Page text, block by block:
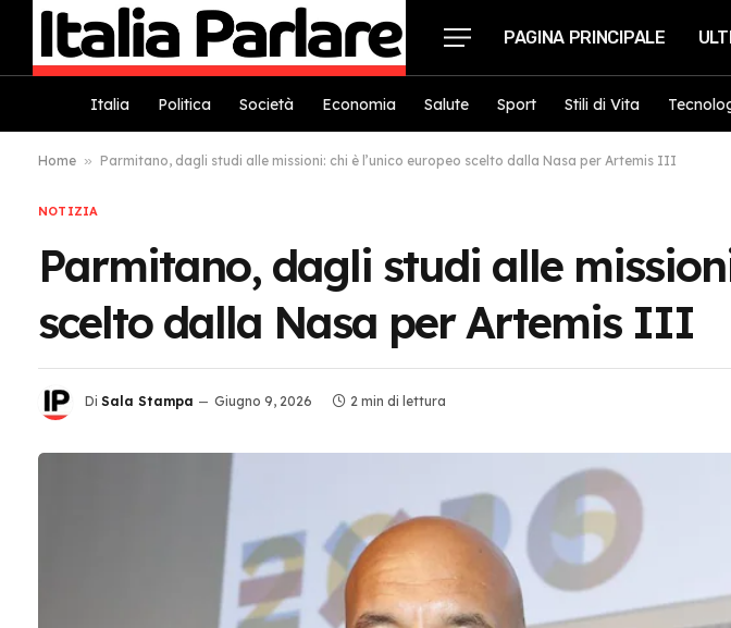
PAGINA PRINCIPALE
Italia Politica Società Economia Salute Sport Stili di Vita
Home » Parmitano, dagli studi alle missioni: chi è l’unico europeo scelto dalla Nasa per Artemis III
NOTIZIA
Parmitano, dagli studi alle
scelto dalla Nasa per Artemis III
Di Sala Stampa Giugno 9, 2026 2 min di lettura